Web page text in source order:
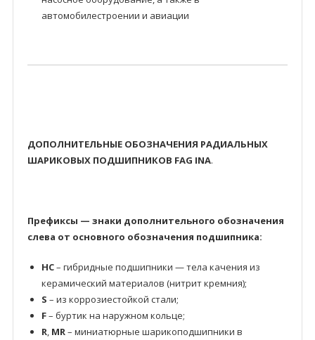
автомобилестроении и авиации
ДОПОЛНИТЕЛЬНЫЕ ОБОЗНАЧЕНИЯ РАДИАЛЬНЫХ
ШАРИКОВЫХ ПОДШИПНИКОВ FAG INA.
Префиксы — знаки дополнительного обозначения
слева от основного обозначения подшипника:
HC– гибридные подшипники — тела качения из
керамический материалов (нитрит кремния);
S – из коррозиестойкой стали;
F– буртик на наружном кольце;
R, MR– миниатюрные шарикоподшипники в